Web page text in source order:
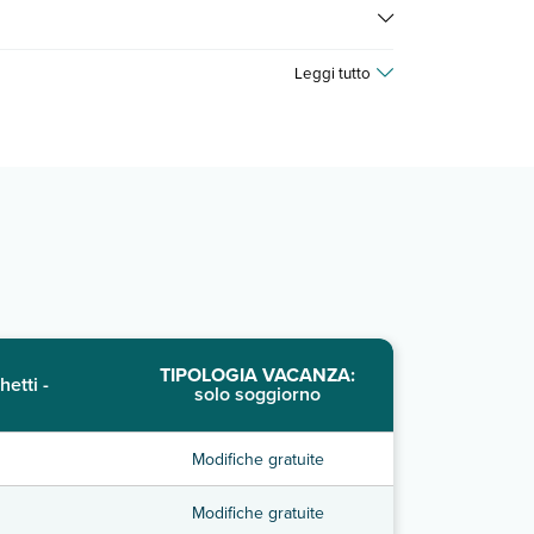
Leggi tutto
- TIPOLOGIA VACANZA:
solo soggiorno
Modifiche gratuite
Modifiche gratuite